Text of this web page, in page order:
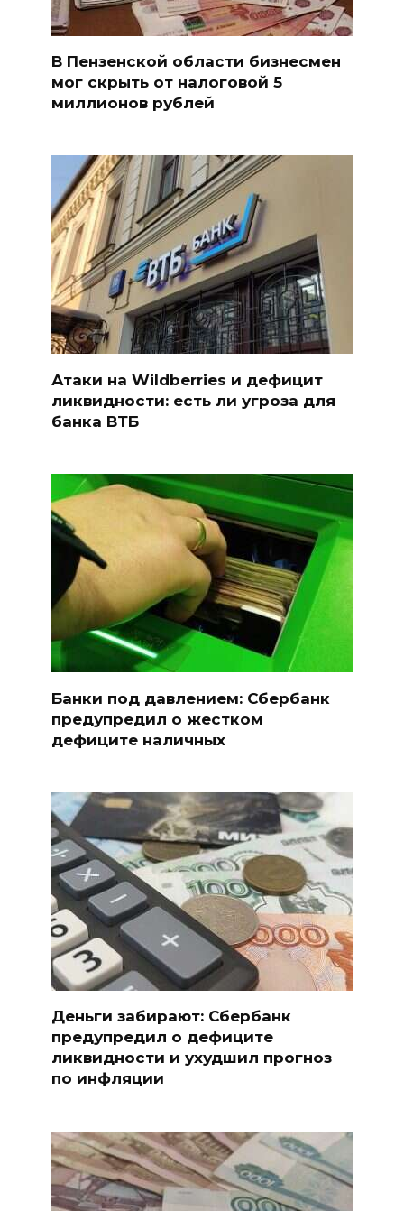
В Пензенской области бизнесмен
мог скрыть от налоговой 5
миллионов рублей
Атаки на Wildberries и дефицит
ликвидности: есть ли угроза для
банка ВТБ
Банки под давлением: Сбербанк
предупредил о жестком
дефиците наличных
Деньги забирают: Сбербанк
предупредил о дефиците
ликвидности и ухудшил прогноз
по инфляции